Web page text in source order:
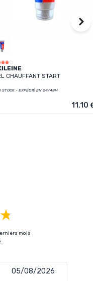
CHAUFFANT START
STOCK - EXPÉDIÉ EN 24/48H
11,10
mois
05/08/2026